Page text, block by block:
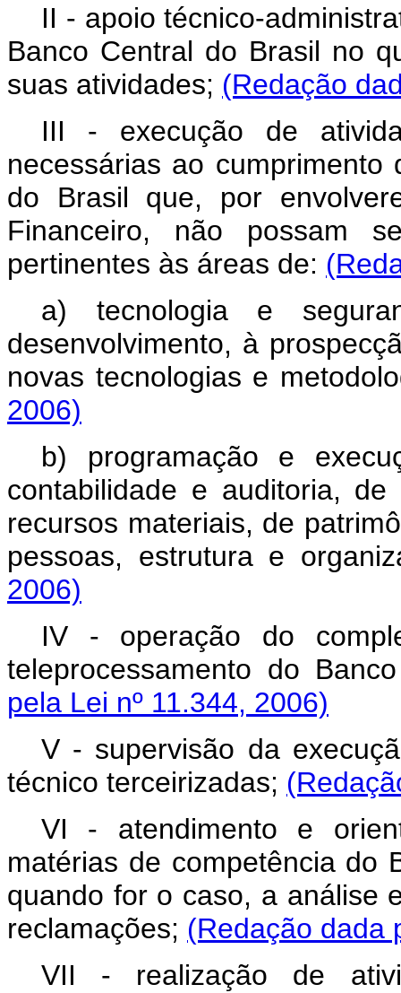
II - apoio técnico-
Banco Central do Brasil no
suas atividades; (Redação
III - execução de
necessárias ao
do Brasil que, por
Financeiro, não possam
pertinentes às áreas de:
a) tecnologia e
desenvolvimento, à
novas tecnologias e
2006)
b) programação e
contabilidade e auditoria,
recursos materiais, de
pessoas, estrutura e
2006)
IV - operação do
teleprocessamento do
pela Lei nº 11.344, 2006)
V - supervisão da
técnico terceirizadas;
VI - atendimento e
matérias de competência do
quando for o caso, a análise
reclamações; (Redação dada
VII - realização de